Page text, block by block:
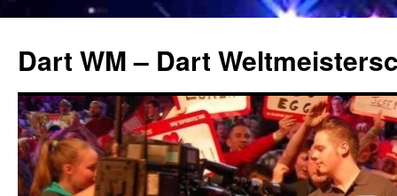
springen
Dart WM – Dart